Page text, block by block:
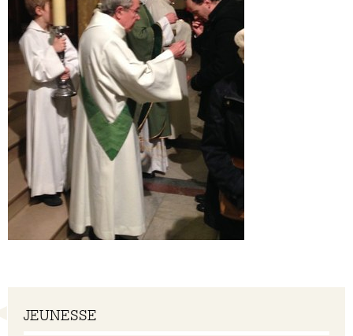
Navigation
JEUNESSE